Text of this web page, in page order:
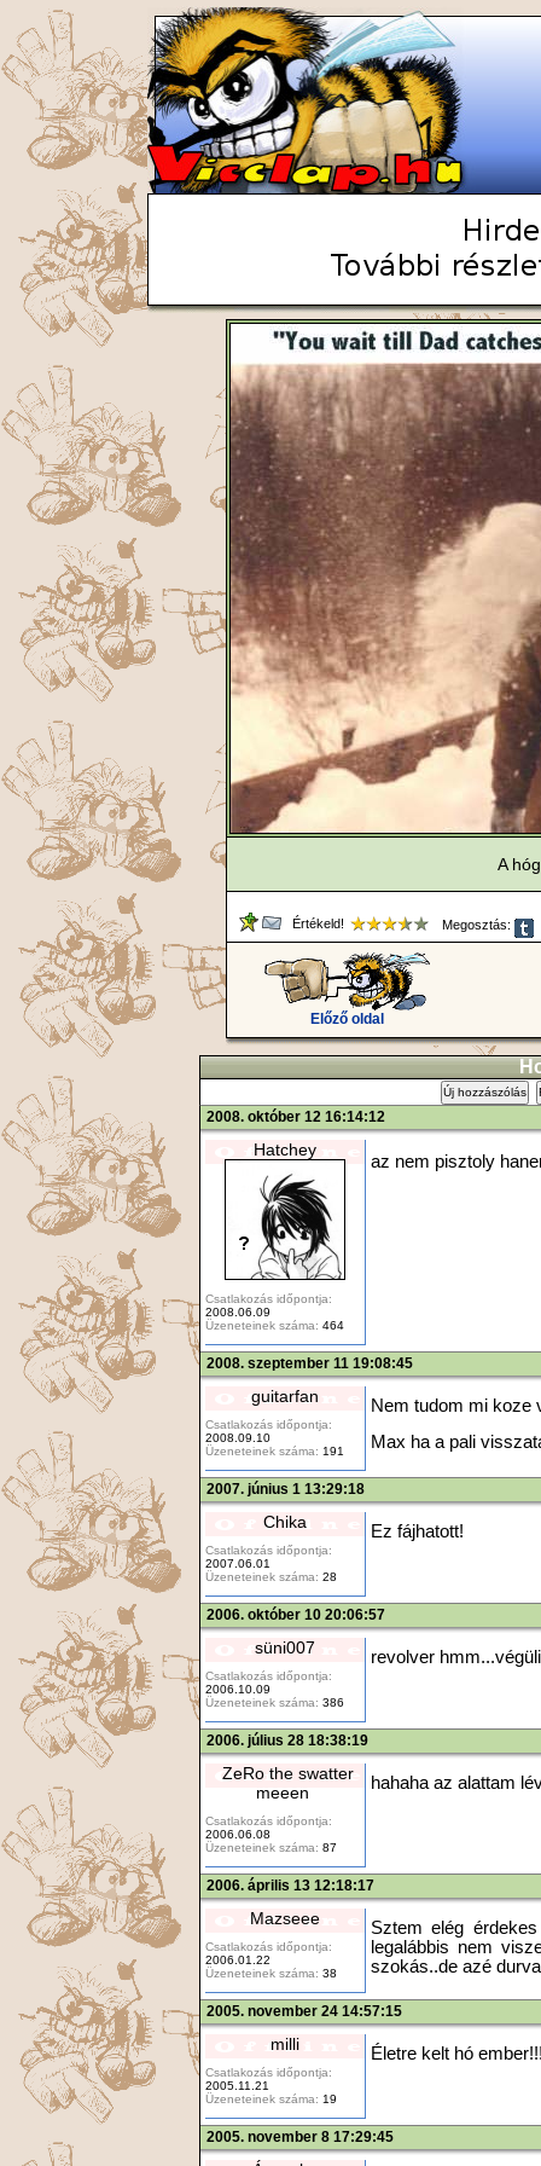
A
Értékeld! Megosztás:
Előző oldal
Új hozzászólás
2008. október 12 16:14:12
Hatchey
Csatlakozás időpontja:
2008.06.09
Üzeneteinek száma: 464
az nem pisztoly
2008. szeptember 11 19:08:45
guitarfan
Csatlakozás időpontja:
2008.09.10
Üzeneteinek száma: 191
Nem tudom mi koze
Max ha a pali
2007. június 1 13:29:18
Chika
Csatlakozás időpontja:
2007.06.01
Üzeneteinek száma: 28
Ez fájhatott!
2006. október 10 20:06:57
süni007
Csatlakozás időpontja:
2006.10.09
Üzeneteinek száma: 386
revolver
2006. július 28 18:38:19
ZeRo the swatter
meeen
Csatlakozás időpontja:
2006.06.08
Üzeneteinek száma: 87
hahaha az alattam
2006. április 13 12:18:17
Mazseee
Csatlakozás időpontja:
2006.01.22
Üzeneteinek száma: 38
Sztem elég
legalábbis nem
szokás..de azé
2005. november 24 14:57:15
milli
Csatlakozás időpontja:
2005.11.21
Üzeneteinek száma: 19
Életre kelt hó
2005. november 8 17:29:45